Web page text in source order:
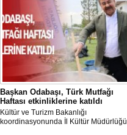
Başkan Odabaşı, Türk Mutfağı
Haftası etkinliklerine katıldı
Kültür ve Turizm Bakanlığı
koordinasyonunda İl Kültür Müdürlüğü